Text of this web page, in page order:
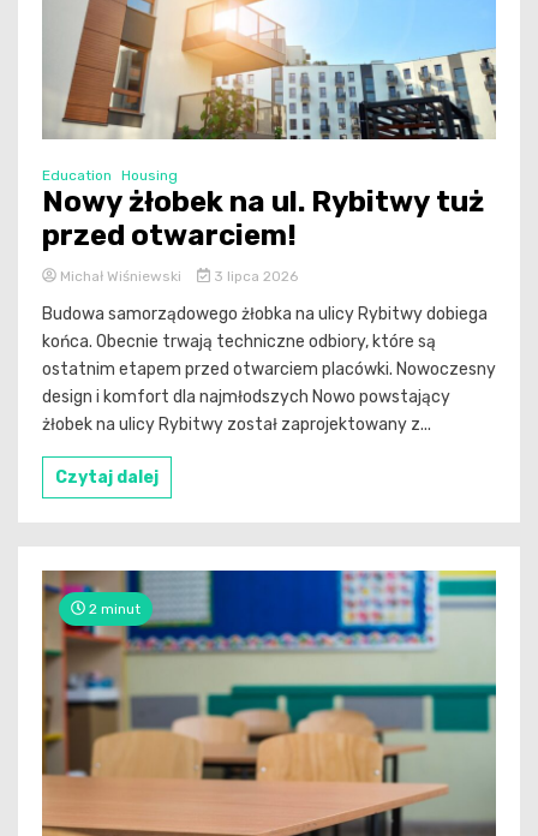
Education Housing
Nowy żłobek na ul. Rybitwy tuż
przed otwarciem!
Michał Wiśniewski 3 lipca 2026
Budowa samorządowego żłobka na ulicy Rybitwy dobiega
końca. Obecnie trwają techniczne odbiory, które są
ostatnim etapem przed otwarciem placówki. Nowoczesny
design i komfort dla najmłodszych Nowo powstający
żłobek na ulicy Rybitwy został zaprojektowany z...
Czytaj dalej
2 minut